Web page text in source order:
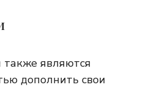
являются
дополнить свои